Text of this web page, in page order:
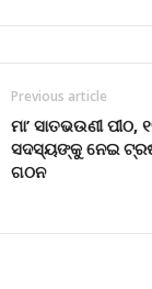
Previous article
ମା’ ସାତଭଉଣୀ ପୀଠ,
ସଦସ୍ୟଙ୍କୁ ନେଇ
ଗଠନ